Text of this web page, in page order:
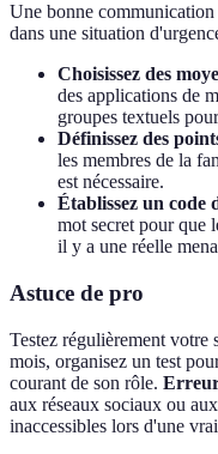
Une bonne
dans une situation
Choisissez des
des applications de
groupes textuels
Définissez des
les membres de la
est nécessaire.
Établissez un code
mot secret pour que
il y a une réelle
Astuce de pro
Testez régulièrement
mois, organisez un test
courant de son rôle.
aux réseaux sociaux ou
inaccessibles lors d'une